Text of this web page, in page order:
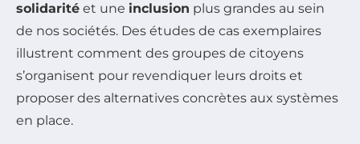
solidarité et une inclusion plus grandes au sein
de nos sociétés. Des études de cas exemplaires
illustrent comment des groupes de citoyens
s’organisent pour revendiquer leurs droits et
proposer des alternatives concrètes aux systèmes
en place.